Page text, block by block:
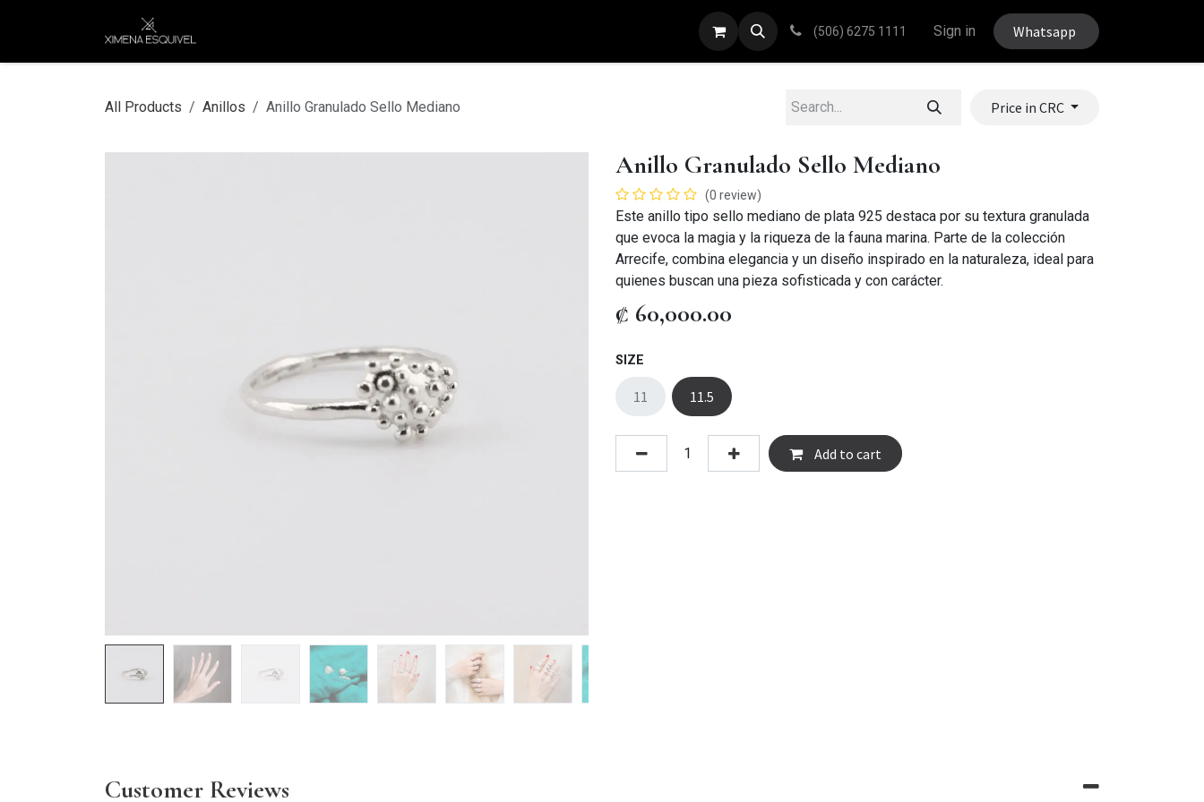
PULSERAS (506) 6275 1111 Sign in Whatsapp
All Products Anillos Anillo Granulado Sello Mediano Price in CRC
Anillo Granulado Sello Mediano
(0 review)
Este anillo tipo sello mediano de plata 925 destaca por su textura granulada
que evoca la magia y la riqueza de la fauna marina. Parte de la colección
Arrecife, combina elegancia y un diseño inspirado en la naturaleza, ideal para
quienes buscan una pieza sofisticada y con carácter.
₡ 60,000.00
SIZE
11 11.5
Add to cart
Customer Reviews